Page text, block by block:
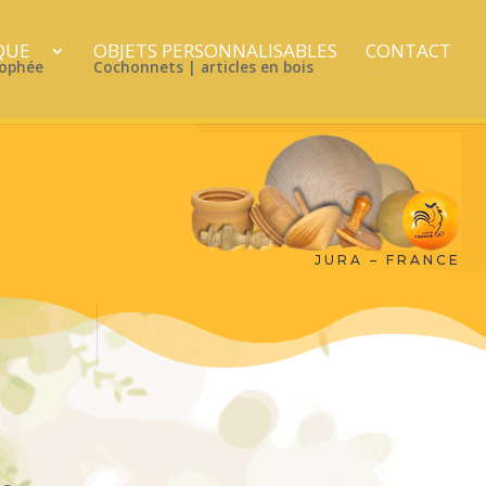
OBJETS PERSONNALISABLES
Cochonnets | articles en bois
CONTACT
JURA – FRANCE